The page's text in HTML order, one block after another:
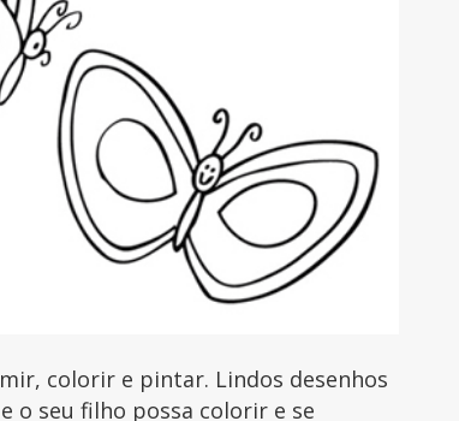
colorir e pintar. Lindos desenhos
o seu filho possa colorir e se